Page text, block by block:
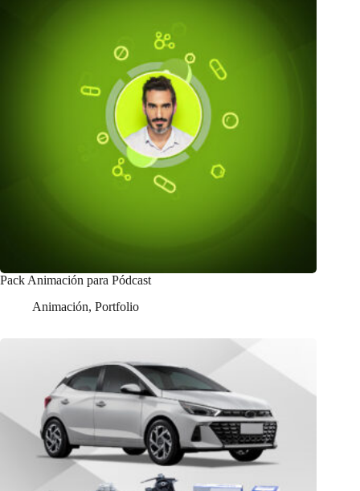
Pack Animación para Pódcast
Animación, Portfolio